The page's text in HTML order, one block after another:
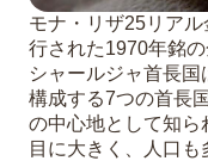
モナ・リザ25リア
行された1970年銘の
シャールジャ首長
構成する7つの首長
の中心地として知
目に大きく、人口